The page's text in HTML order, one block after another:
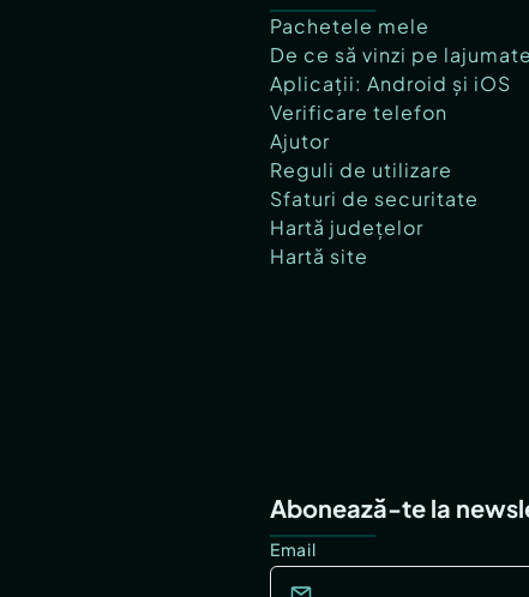
Pachetele mele
De ce să vinzi pe
Aplicații: Android și iOS
Verificare telefon
Ajutor
Reguli de utilizare
Sfaturi de securitate
Hartă județelor
Hartă site
Abonează-te la
Email